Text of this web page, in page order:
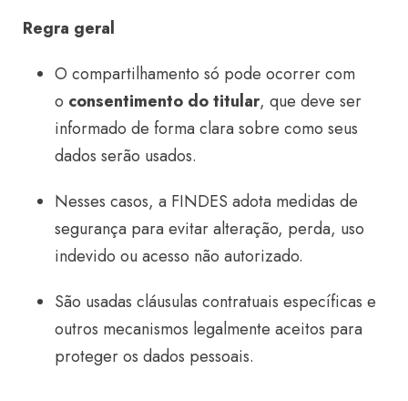
Regra geral
O compartilhamento só pode ocorrer com
o consentimento do titular, que deve ser
informado de forma clara sobre como seus
dados serão usados.
Nesses casos, a FINDES adota medidas de
segurança para evitar alteração, perda, uso
indevido ou acesso não autorizado.
São usadas cláusulas contratuais específicas e
outros mecanismos legalmente aceitos para
proteger os dados pessoais.